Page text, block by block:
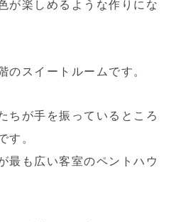
が楽しめるような作りにな
スイートルームです。
ちが手を振っているところ
。
最も広い客室のペントハウ